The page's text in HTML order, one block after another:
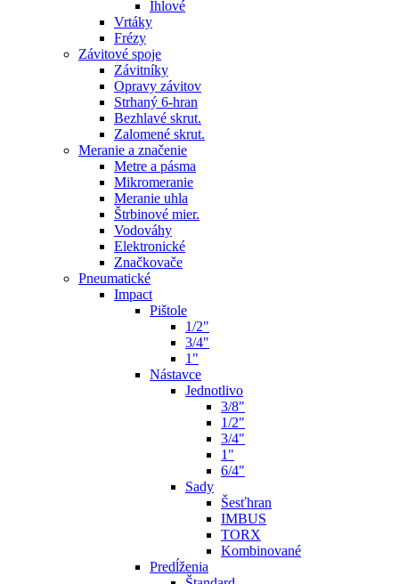
Ihlové
Vrtáky
Frézy
Závitové spoje
Závitníky
Opravy závitov
Strhaný 6-hran
Bezhlavé skrut.
Zalomené skrut.
Meranie a značenie
Metre a pásma
Mikromeranie
Meranie uhla
Štrbinové mier.
Vodováhy
Elektronické
Značkovače
Pneumatické
Impact
Pištole
1/2"
3/4"
1"
Nástavce
Jednotlivo
3/8"
1/2"
3/4"
1"
6/4"
Sady
Šesťhran
IMBUS
TORX
Kombinované
Predĺženia